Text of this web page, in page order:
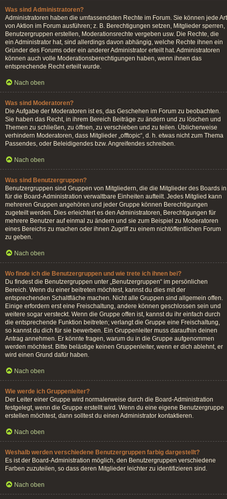
Was sind Administratoren?
Administratoren haben die umfassendsten Rechte im Forum. Sie können jede Art
von Aktion im Forum ausführen; z. B. Berechtigungen setzen, Mitglieder sperren,
Benutzergruppen erstellen, Moderationsrechte vergeben usw. Die Rechte, die
ein Administrator hat, sind allerdings davon abhängig, welche Rechte ihnen ein
Gründer des Forums oder ein anderer Administrator erteilt hat. Administratoren
können auch volle Moderationsberechtigungen haben, wenn ihnen das
entsprechende Recht erteilt wurde.
Nach oben
Was sind Moderatoren?
Die Aufgabe der Moderatoren ist es, das Geschehen im Forum zu beobachten.
Sie haben das Recht, in ihrem Bereich Beiträge zu ändern und zu löschen und
Themen zu schließen, zu öffnen, zu verschieben und zu teilen. Üblicherweise
verhindern Moderatoren, dass Mitglieder „offtopic“, d. h. etwas nicht zum Thema
Passendes, oder Beleidigendes bzw. Angreifendes schreiben.
Nach oben
Was sind Benutzergruppen?
Benutzergruppen sind Gruppen von Mitgliedern, die die Mitglieder des Boards in
für die Board-Administration verwaltbare Einheiten aufteilt. Jedes Mitglied kann
mehreren Gruppen angehören und jeder Gruppe können Berechtigungen
zugeteilt werden. Dies erleichtert es den Administratoren, Berechtigungen für
mehrere Benutzer auf einmal zu ändern und sie zum Beispiel zu Moderatoren
eines Bereichs zu machen oder ihnen Zugriff zu einem nichtöffentlichen Forum
zu geben.
Nach oben
Wo finde ich die Benutzergruppen und wie trete ich ihnen bei?
Du findest die Benutzergruppen unter „Benutzergruppen“ im persönlichen
Bereich. Wenn du einer beitreten möchtest, kannst du dies mit der
entsprechenden Schaltfläche machen. Nicht alle Gruppen sind allgemein offen.
Einige erfordern erst eine Freischaltung, andere können geschlossen sein und
weitere sogar versteckt. Wenn die Gruppe offen ist, kannst du ihr einfach durch
die entsprechende Funktion beitreten; verlangt die Gruppe eine Freischaltung,
so kannst du dich für sie bewerben. Ein Gruppenleiter muss daraufhin deinen
Antrag annehmen. Er könnte fragen, warum du in die Gruppe aufgenommen
werden möchtest. Bitte belästige keinen Gruppenleiter, wenn er dich ablehnt, er
wird einen Grund dafür haben.
Nach oben
Wie werde ich Gruppenleiter?
Der Leiter einer Gruppe wird normalerweise durch die Board-Administration
festgelegt, wenn die Gruppe erstellt wird. Wenn du eine eigene Benutzergruppe
erstellen möchtest, dann solltest du einen Administrator kontaktieren.
Nach oben
Weshalb werden verschiedene Benutzergruppen farbig dargestellt?
Es ist der Board-Administration möglich, den Benutzergruppen verschiedene
Farben zuzuteilen, so dass deren Mitglieder leichter zu identifizieren sind.
Nach oben